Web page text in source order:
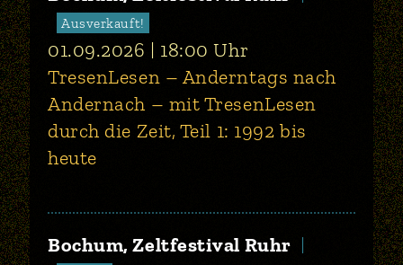
Ausverkauft!
01.09.2026 18:00 Uhr
TresenLesen – Anderntags nach
Andernach – mit TresenLesen
durch die Zeit, Teil 1: 1992 bis
heute
Bochum, Zeltfestival Ruhr